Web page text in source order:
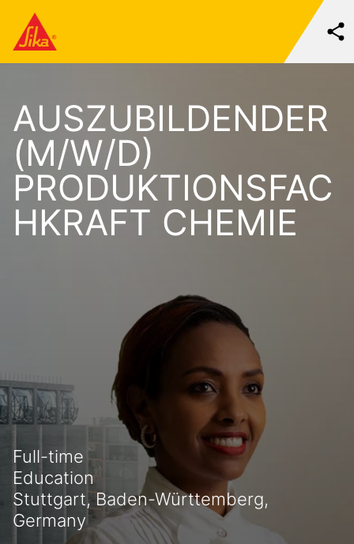
AUSZUBILDENDER
(M/W/D)
PRODUKTIONSFAC
HKRAFT CHEMIE
Full-time
Education
Stuttgart, Baden-Württemberg,
Germany